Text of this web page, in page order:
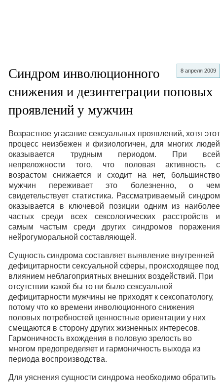
8 апреля 2009
Синдром инволюционного
снижения и дезинтеграции поповых
проявлений у мужчин
Возрастное угасание сексуальных проявлений, хотя этот
процесс неизбежен и физиологичен, для многих людей
оказывается трудным периодом. При всей
непреложности того, что половая активность с
возрастом снижается и сходит на нет, большинство
мужчин переживает это болезненно, о чем
свидетельствует статистика. Рассматриваемый синдром
оказывается в ключевой позиции одним из наиболее
частых среди всех сексологических расстройств и
самым частым среди других синдромов поражения
нейрогуморальной составляющей.
Сущность синдрома составляет выявление внутренней
дефицитарности сексуальной сферы, происходящее под
влиянием неблагоприятных внешних воздействий. При
отсутствии какой бы то ни было сексуальной
дефицитарности мужчины не приходят к сексопатологу,
потому что ко времени инволюционного снижения
половых потребностей ценностные ориентации у них
смещаются в сторону других жизненных интересов.
Гармоничность вхождения в половую зрелость во
многом предопределяет и гармоничность выхода из
периода воспроизводства.
Для уяснения сущности синдрома необходимо обратить